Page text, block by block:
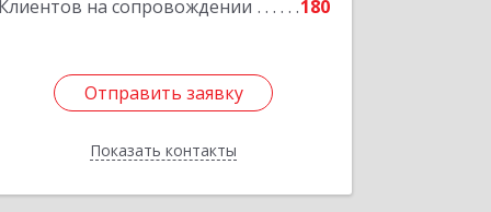
Клиентов на сопровождении 180
Отправить заявку
Показать контакты
Отправить заявку
Назад